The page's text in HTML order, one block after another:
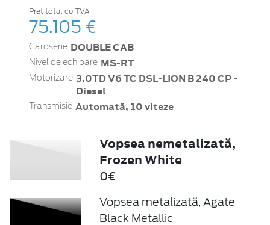
Pret total cu TVA
75.105 €
Caroserie DOUBLE CAB
Nivel de echipare MS-RT
Motorizare 3.0TD V6 TC DSL-LION B 240 CP -
Diesel
Transmisie Automată, 10 viteze
Vopsea nemetalizată,
Frozen White
0€
Vopsea metalizată, Agate
Black Metallic